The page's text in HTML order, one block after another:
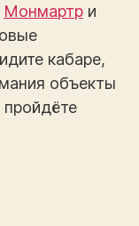
Монмартр и
кабаре,
объекты